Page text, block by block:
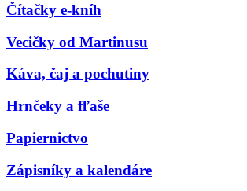
Čítačky e-kníh
Vecičky od Martinusu
Káva, čaj a pochutiny
Hrnčeky a fľaše
Papiernictvo
Zápisníky a kalendáre